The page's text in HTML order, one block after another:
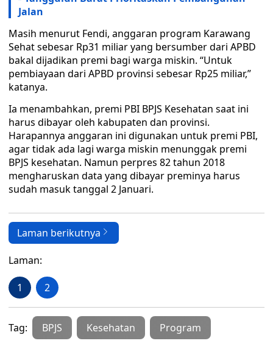
Jalan
Masih menurut Fendi, anggaran program Karawang
Sehat sebesar Rp31 miliar yang bersumber dari APBD
bakal dijadikan premi bagi warga miskin. “Untuk
pembiayaan dari APBD provinsi sebesar Rp25 miliar,”
katanya.
Ia menambahkan, premi PBI BPJS Kesehatan saat ini
harus dibayar oleh kabupaten dan provinsi.
Harapannya anggaran ini digunakan untuk premi PBI,
agar tidak ada lagi warga miskin menunggak premi
BPJS kesehatan. Namun perpres 82 tahun 2018
mengharuskan data yang dibayar preminya harus
sudah masuk tanggal 2 Januari.
Laman berikutnya
Laman:
1 2
Tag: BPJS Kesehatan Program